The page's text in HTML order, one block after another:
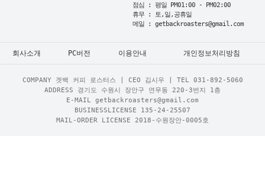
점심 : 평일 PM01:00 - PM02:00
휴무 : 토,일,공휴일
메일 : getbackroasters@gmail.com
회사소개 PC버전 이용안내 개인정보처리방침
COMPANY 겟백 커피 로스터스 | CEO 김시우 | TEL 031-892-5060
ADDRESS 경기도 수원시 장안구 연무동 220-3번지 1층
E-MAIL getbackroasters@gmail.com
BUSINESSLICENSE 135-24-25507
MAIL-ORDER LICENSE 2018-수원장안-0005호